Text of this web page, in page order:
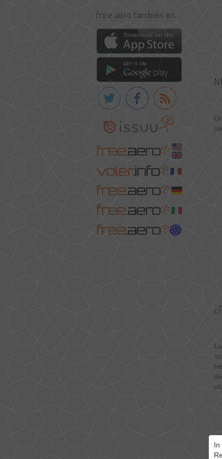
free aero también en...